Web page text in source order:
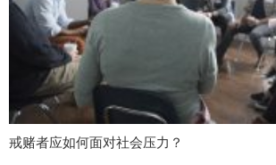
戒赌者应如何面对社会压力？